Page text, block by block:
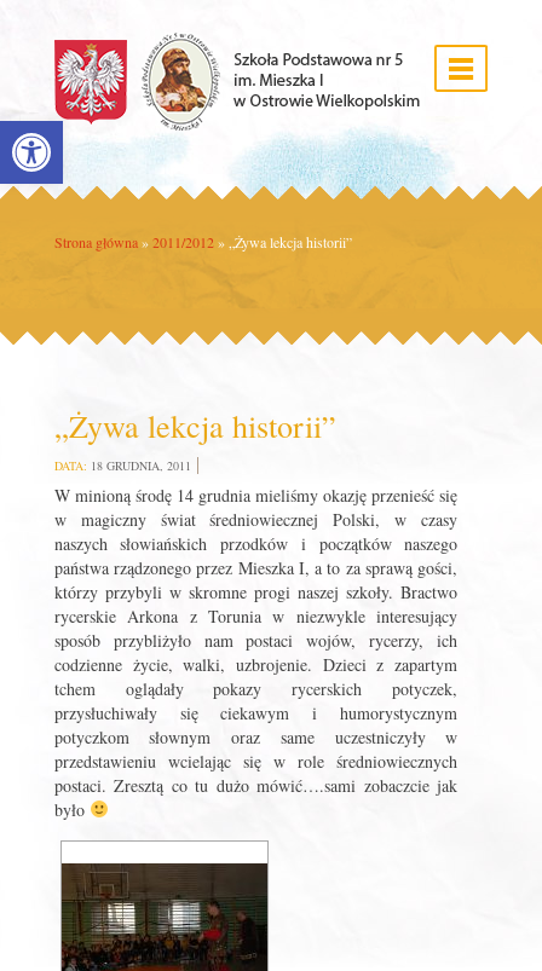
Open toolbar
Strona główna » 2011/2012 »„Żywa lekcja historii”
„Żywa lekcja historii”
DATA: 18 GRUDNIA, 2011
W minioną środę 14 grudnia mieliśmy okazję przenieść się
w magiczny świat średniowiecznej Polski, w czasy
naszych słowiańskich przodków i początków naszego
państwa rządzonego przez Mieszka I, a to za sprawą gości,
którzy przybyli w skromne progi naszej szkoły. Bractwo
rycerskie Arkona z Torunia w niezwykle interesujący
sposób przybliżyło nam postaci wojów, rycerzy, ich
codzienne życie, walki, uzbrojenie. Dzieci z zapartym
tchem oglądały pokazy rycerskich potyczek,
przysłuchiwały się ciekawym i humorystycznym
potyczkom słownym oraz same uczestniczyły w
przedstawieniu wcielając się w role średniowiecznych
postaci. Zresztą co tu dużo mówić….sami zobaczcie jak
było